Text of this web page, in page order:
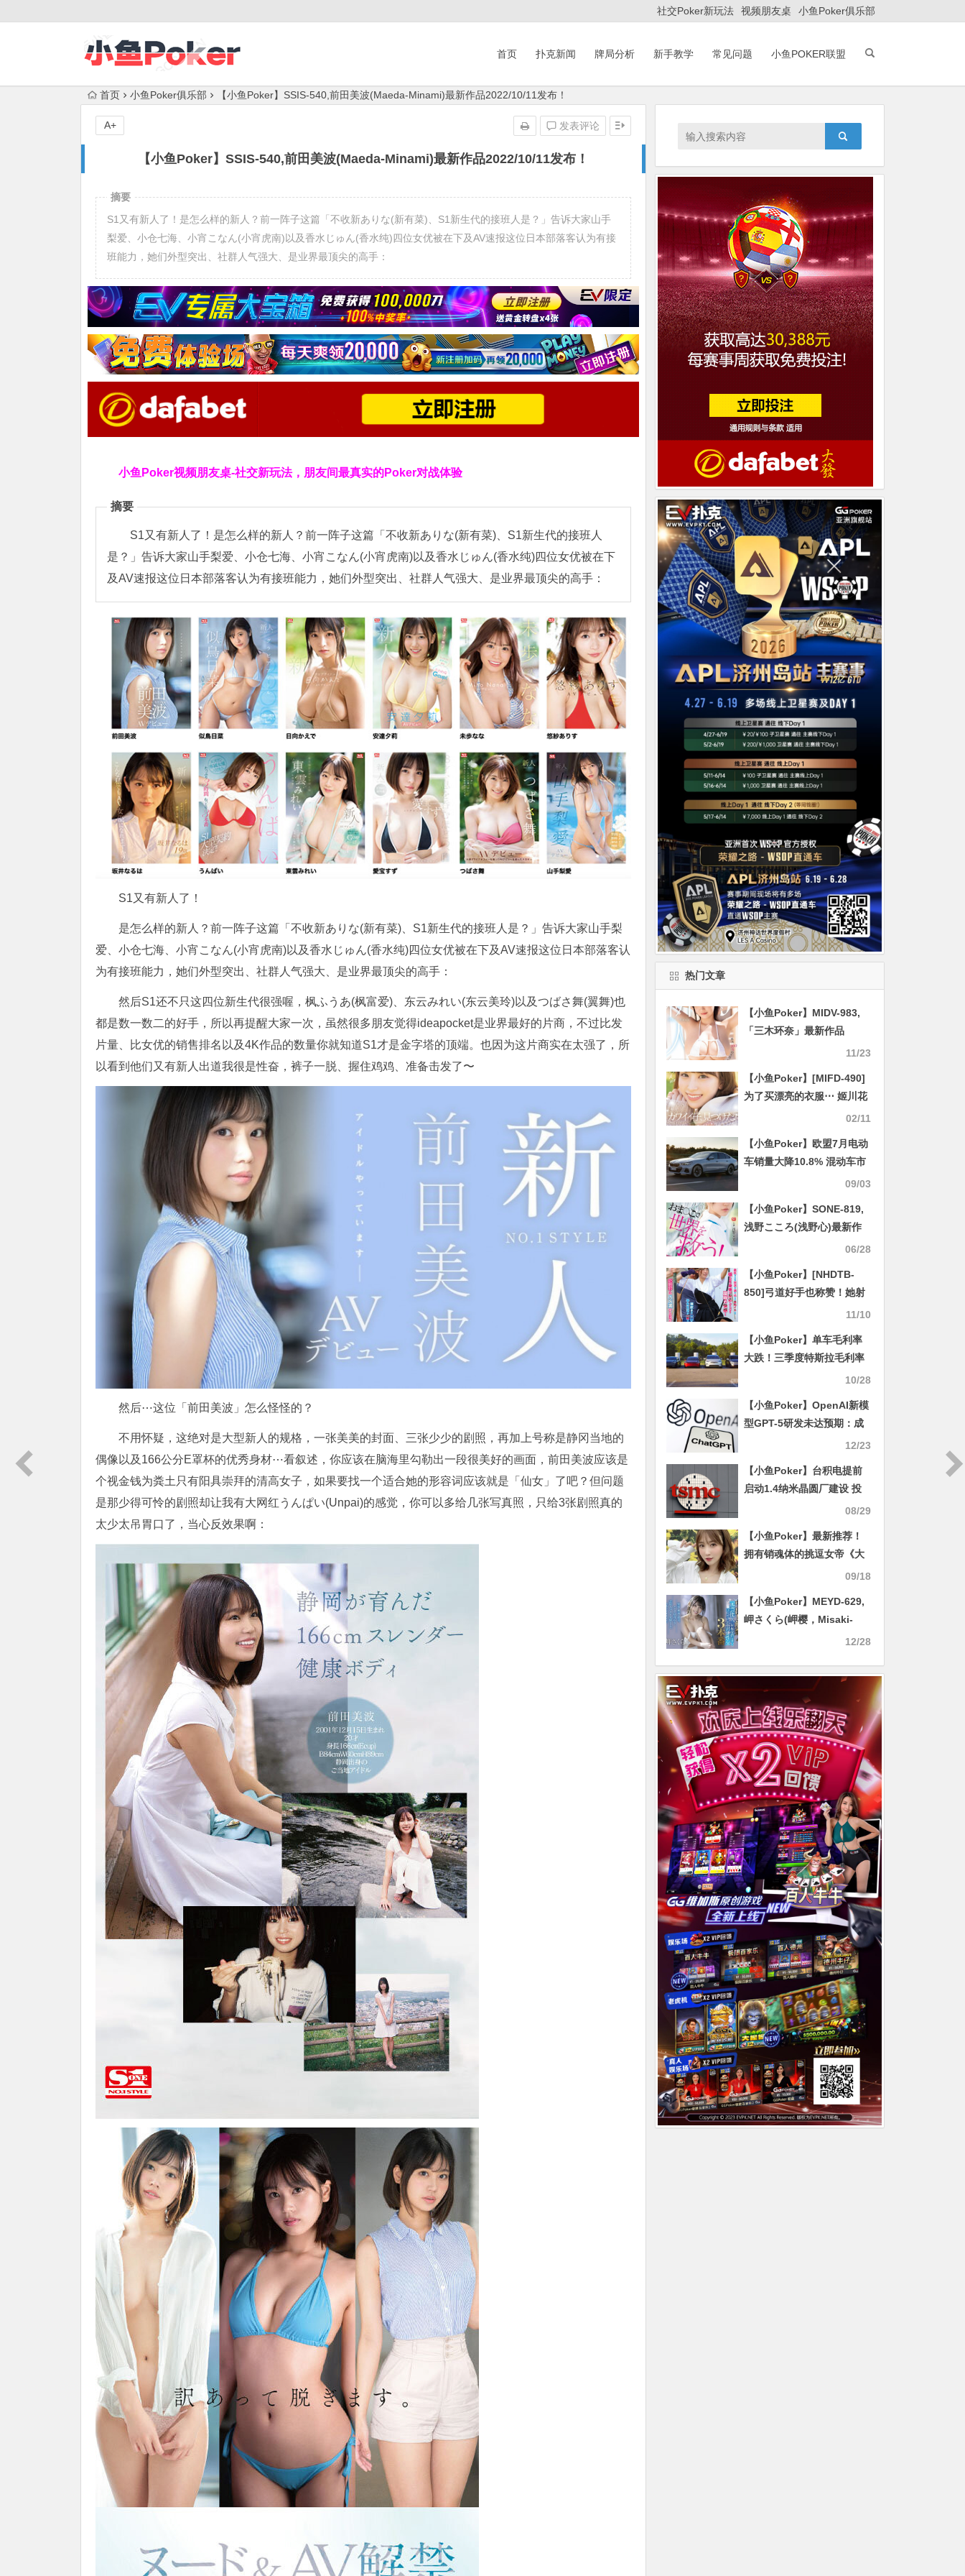
社交Poker新玩法 视频朋友桌 小鱼Poker俱乐部
首页 扑克新闻 牌局分析 新手教学 常见问题 小鱼POKER联盟
首页 小鱼Poker俱乐部 【小鱼Poker】SSIS-540,前田美波(Maeda-Minami)最新作品2022/10/11发布！
【小鱼Poker】SSIS-540,前田美波(Maeda-Minami)最新作品2022/10/11发布！
发表评论
A+
摘要
S1又有新人了！是怎么样的新人？前一阵子这篇「不收新ありな(新有菜)、S1新生代的接班人是？」告诉大家山手
梨爱、小仓七海、小宵こなん(小宵虎南)以及香水じゅん(香水纯)四位女优被在下及AV速报这位日本部落客认为有接
班能力，她们外型突出、社群人气强大、是业界最顶尖的高手：
小鱼Poker视频朋友桌-社交新玩法，朋友间最真实的Poker对战体验
摘要
S1又有新人了！是怎么样的新人？前一阵子这篇「不收新ありな(新有菜)、S1新生代的接班人
是？」告诉大家山手梨爱、小仓七海、小宵こなん(小宵虎南)以及香水じゅん(香水纯)四位女优被在下
及AV速报这位日本部落客认为有接班能力，她们外型突出、社群人气强大、是业界最顶尖的高手：
S1又有新人了！
是怎么样的新人？前一阵子这篇「不收新ありな(新有菜)、S1新生代的接班人是？」告诉大家山手梨
爱、小仓七海、小宵こなん(小宵虎南)以及香水じゅん(香水纯)四位女优被在下及AV速报这位日本部落客认
为有接班能力，她们外型突出、社群人气强大、是业界最顶尖的高手：
然后S1还不只这四位新生代很强喔，枫ふうあ(枫富爱)、东云みれい(东云美玲)以及つばさ舞(翼舞)也
都是数一数二的好手，所以再提醒大家一次，虽然很多朋友觉得ideapocket是业界最好的片商，不过比发
片量、比女优的销售排名以及4K作品的数量你就知道S1才是金字塔的顶端。也因为这片商实在太强了，所
以看到他们又有新人出道我很是性奋，裤子一脱、握住鸡鸡、准备击发了〜
然后⋯这位「前田美波」怎么怪怪的？
不用怀疑，这绝对是大型新人的规格，一张美美的封面、三张少少的剧照，再加上号称是静冈当地的
偶像以及166公分E罩杯的优秀身材⋯看叙述，你应该在脑海里勾勒出一段很美好的画面，前田美波应该是
个视金钱为粪土只有阳具崇拜的清高女子，如果要找一个适合她的形容词应该就是「仙女」了吧？但问题
是那少得可怜的剧照却让我有大网红うんぱい(Unpai)的感觉，你可以多给几张写真照，只给3张剧照真的
太少太吊胃口了，当心反效果啊：
热门文章
【小鱼Poker】MIDV-983,
「三木环奈」最新作品
11/23
【小鱼Poker】[MIFD-490]
为了买漂亮的衣服⋯ 姬川花
音（姫川かのん）解禁大乱
02/11
【小鱼Poker】欧盟7月电动
车销量大降10.8% 混动车市
09/03
【小鱼Poker】SONE-819,
浅野こころ(浅野心)最新作
06/28
【小鱼Poker】[NHDTB-
850]弓道好手也称赞！她射
11/10
【小鱼Poker】单车毛利率
大跌！三季度特斯拉毛利率
10/28
【小鱼Poker】OpenAI新模
型GPT-5研发未达预期：成
12/23
【小鱼Poker】台积电提前
启动1.4纳米晶圆厂建设 投
08/29
【小鱼Poker】最新推荐！
拥有销魂体的挑逗女帝《大
槻响》最新作品介绍……09/18
【小鱼Poker】MEYD-629,
岬さくら(岬樱，Misaki-
12/28